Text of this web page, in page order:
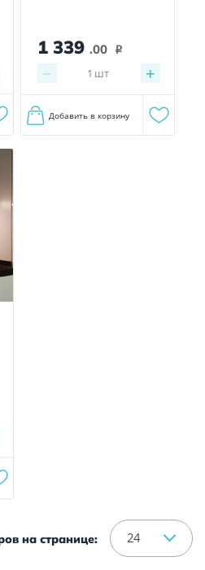
1 339 .00 i
− +
1 шт
Добавить в корзину
на странице: 24